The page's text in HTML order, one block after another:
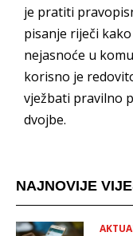
je pratiti
pisanje riječi
nejasnoće u
korisno je
vježbati pravilno
dvojbe.
NAJNOVIJE